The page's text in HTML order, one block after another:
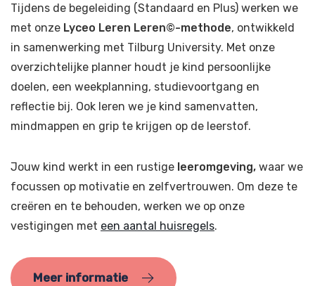
Tijdens de begeleiding (Standaard en Plus) werken we
met onze Lyceo Leren Leren©-methode, ontwikkeld
in samenwerking met Tilburg University. Met onze
overzichtelijke planner houdt je kind persoonlijke
doelen, een weekplanning, studievoortgang en
reflectie bij. Ook leren we je kind samenvatten,
mindmappen en grip te krijgen op de leerstof.
Jouw kind werkt in een rustige leeromgeving, waar we
focussen op motivatie en zelfvertrouwen. Om deze te
creëren en te behouden, werken we op onze
vestigingen met een aantal huisregels.
Meer informatie